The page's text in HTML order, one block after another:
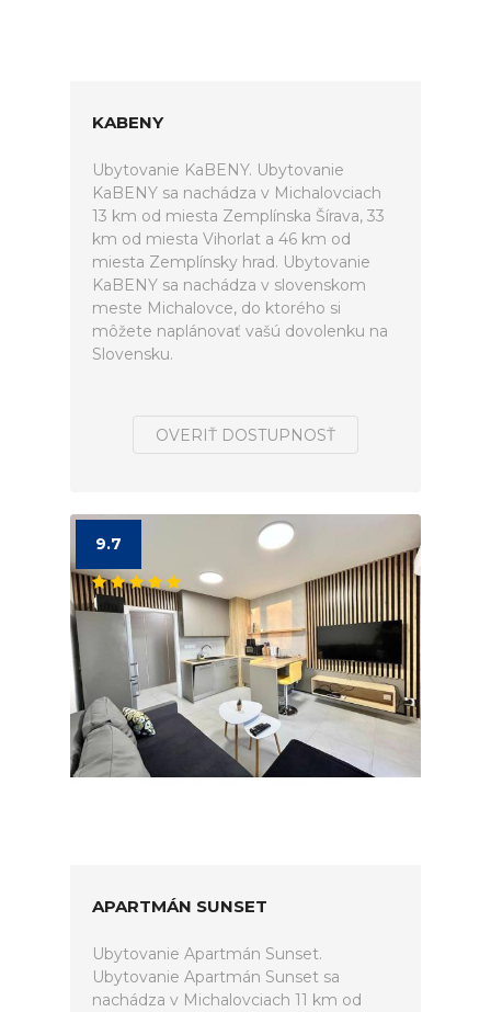
KABENY
Ubytovanie KaBENY. Ubytovanie
KaBENY sa nachádza v Michalovciach
13 km od miesta Zemplínska Šírava, 33
km od miesta Vihorlat a 46 km od
miesta Zemplínsky hrad. Ubytovanie
KaBENY sa nachádza v slovenskom
meste Michalovce, do ktorého si
môžete naplánovať vašú dovolenku na
Slovensku.
OVERIŤ DOSTUPNOSŤ
9.7
APARTMÁN SUNSET
Ubytovanie Apartmán Sunset.
Ubytovanie Apartmán Sunset sa
nachádza v Michalovciach 11 km od